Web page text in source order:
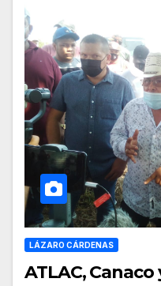
LÁZARO CÁRDENAS
ATLAC, Canaco